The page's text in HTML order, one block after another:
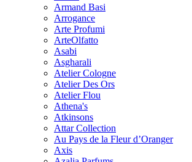
Armand Basi
Arrogance
Arte Profumi
ArteOlfatto
Asabi
Asgharali
Atelier Cologne
Atelier Des Ors
Atelier Flou
Athena's
Atkinsons
Attar Collection
Au Pays de la Fleur d’Oranger
Axis